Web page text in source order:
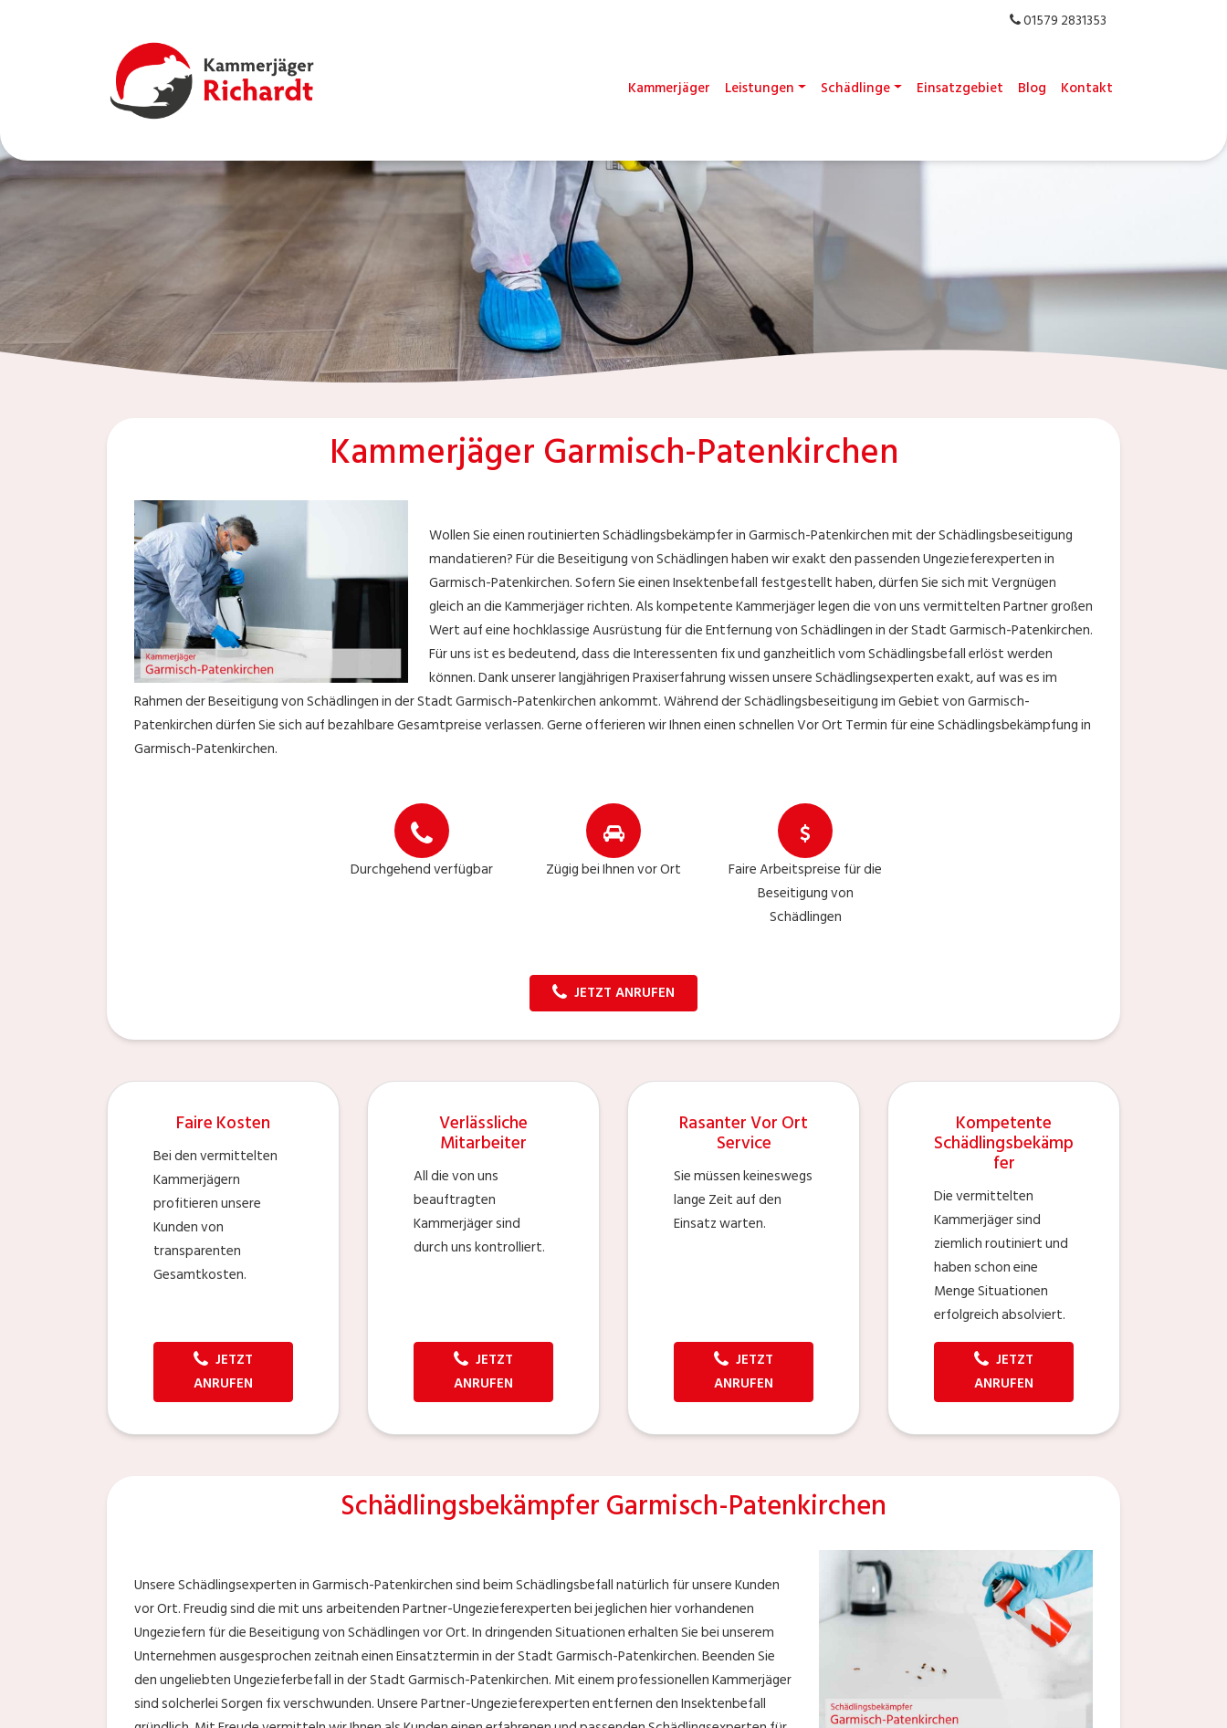
01579 2831353
Kammerjäger Leistungen Schädlinge Einsatzgebiet Blog Kontakt
Kammerjäger Garmisch-Patenkirchen
Wollen Sie einen routinierten Schädlingsbekämpfer in Garmisch-Patenkirchen mit der Schädlingsbeseitigung
mandatieren? Für die Beseitigung von Schädlingen haben wir exakt den passenden Ungezieferexperten in
Garmisch-Patenkirchen. Sofern Sie einen Insektenbefall festgestellt haben, dürfen Sie sich mit Vergnügen
gleich an die Kammerjäger richten. Als kompetente Kammerjäger legen die von uns vermittelten Partner großen
Wert auf eine hochklassige Ausrüstung für die Entfernung von Schädlingen in der Stadt Garmisch-Patenkirchen.
Für uns ist es bedeutend, dass die Interessenten fix und ganzheitlich vom Schädlingsbefall erlöst werden
können. Dank unserer langjährigen Praxiserfahrung wissen unsere Schädlingsexperten exakt, auf was es im
Rahmen der Beseitigung von Schädlingen in der Stadt Garmisch-Patenkirchen ankommt. Während der Schädlingsbeseitigung im Gebiet von Garmisch-
Patenkirchen dürfen Sie sich auf bezahlbare Gesamtpreise verlassen. Gerne offerieren wir Ihnen einen schnellen Vor Ort Termin für eine Schädlingsbekämpfung in
Garmisch-Patenkirchen.
Durchgehend verfügbar Zügig bei Ihnen vor Ort
Faire Arbeitspreise für die
Beseitigung von
Schädlingen
JETZT ANRUFEN
Faire Kosten
Bei den vermittelten
Kammerjägern
profitieren unsere
Kunden von
transparenten
Gesamtkosten.
JETZT
ANRUFEN
Verlässliche
Mitarbeiter
All die von uns
beauftragten
Kammerjäger sind
durch uns kontrolliert.
JETZT
ANRUFEN
Rasanter Vor Ort
Service
Sie müssen keineswegs
lange Zeit auf den
Einsatz warten.
JETZT
ANRUFEN
Kompetente
Schädlingsbekämp
fer
Die vermittelten
Kammerjäger sind
ziemlich routiniert und
haben schon eine
Menge Situationen
erfolgreich absolviert.
JETZT
ANRUFEN
Schädlingsbekämpfer Garmisch-Patenkirchen
Unsere Schädlingsexperten in Garmisch-Patenkirchen sind beim Schädlingsbefall natürlich für unsere Kunden
vor Ort. Freudig sind die mit uns arbeitenden Partner-Ungezieferexperten bei jeglichen hier vorhandenen
Ungeziefern für die Beseitigung von Schädlingen vor Ort. In dringenden Situationen erhalten Sie bei unserem
Unternehmen ausgesprochen zeitnah einen Einsatztermin in der Stadt Garmisch-Patenkirchen. Beenden Sie
den ungeliebten Ungezieferbefall in der Stadt Garmisch-Patenkirchen. Mit einem professionellen Kammerjäger
sind solcherlei Sorgen fix verschwunden. Unsere Partner-Ungezieferexperten entfernen den Insektenbefall